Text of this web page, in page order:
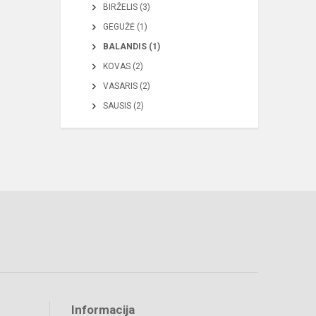
BIRŽELIS (3)
GEGUŽĖ (1)
BALANDIS (1)
KOVAS (2)
VASARIS (2)
SAUSIS (2)
Informacija